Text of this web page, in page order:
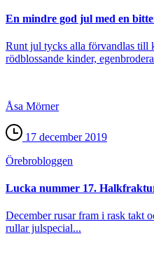
En mindre god jul med en
Runt jul tycks alla förvandlas till
rödblossande kinder,
Åsa Mörner
17 december 2019
Örebro­bloggen
Lucka nummer 17.
December rusar fram i rask takt
rullar julspecial...